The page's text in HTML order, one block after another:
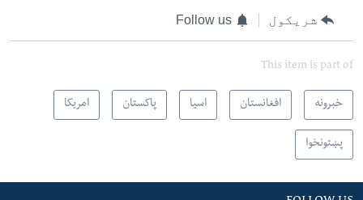
شریکول Follow us
This item is part of
خبرونه افغانستان اسیا پاکستان امریکا
پښتونخوا